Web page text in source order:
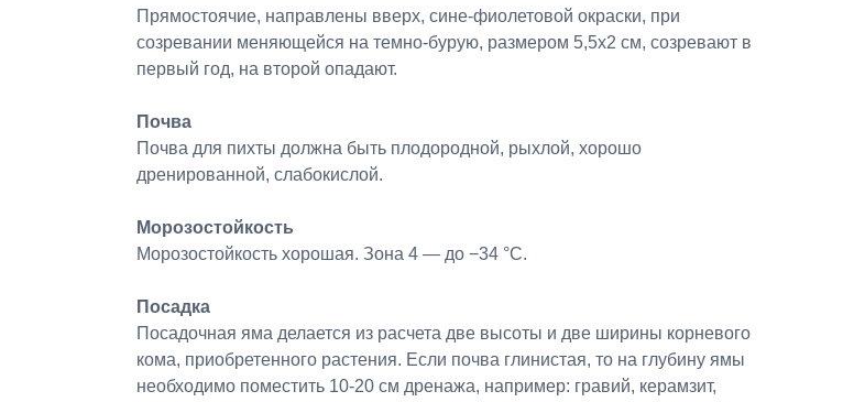
Прямостоячие, направлены вверх, сине-фиолетовой окраски, при
созревании меняющейся на темно-бурую, размером 5,5х2 см, созревают в
первый год, на второй опадают.
Почва
Почва для пихты должна быть плодородной, рыхлой, хорошо
дренированной, слабокислой.
Морозостойкость
Морозостойкость хорошая. Зона 4 — до −34 °C.
Посадка
Посадочная яма делается из расчета две высоты и две ширины корневого
кома, приобретенного растения. Если почва глинистая, то на глубину ямы
необходимо поместить 10-20 см дренажа, например: гравий, керамзит,